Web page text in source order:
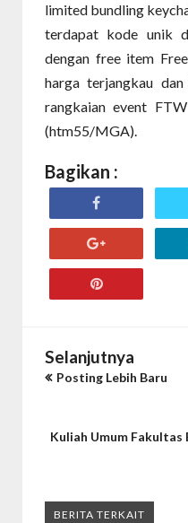
limited bundling
terdapat kode unik
dengan free item
harga terjangkau
rangkaian event
(htm55/MGA).
Bagikan :
Selanjutnya
Posting Lebih Baru
Kuliah Umum
BERITA TERKAIT